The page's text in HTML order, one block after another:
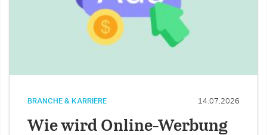
BRANCHE & KARRIERE 14.07.2026
Wie wird Online-Werbung